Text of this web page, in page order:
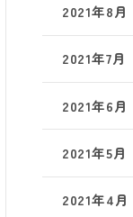
2021年8月
2021年7月
2021年6月
2021年5月
2021年4月